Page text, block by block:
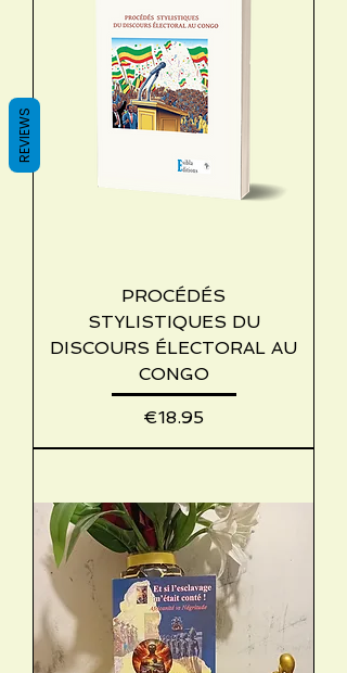
PROCÉDÉS
STYLISTIQUES DU
DISCOURS ÉLECTORAL AU
CONGO
Price
€18.95
REVIEWS